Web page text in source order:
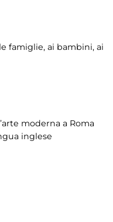
famiglie, ai bambini, ai
moderna a Roma
inglese